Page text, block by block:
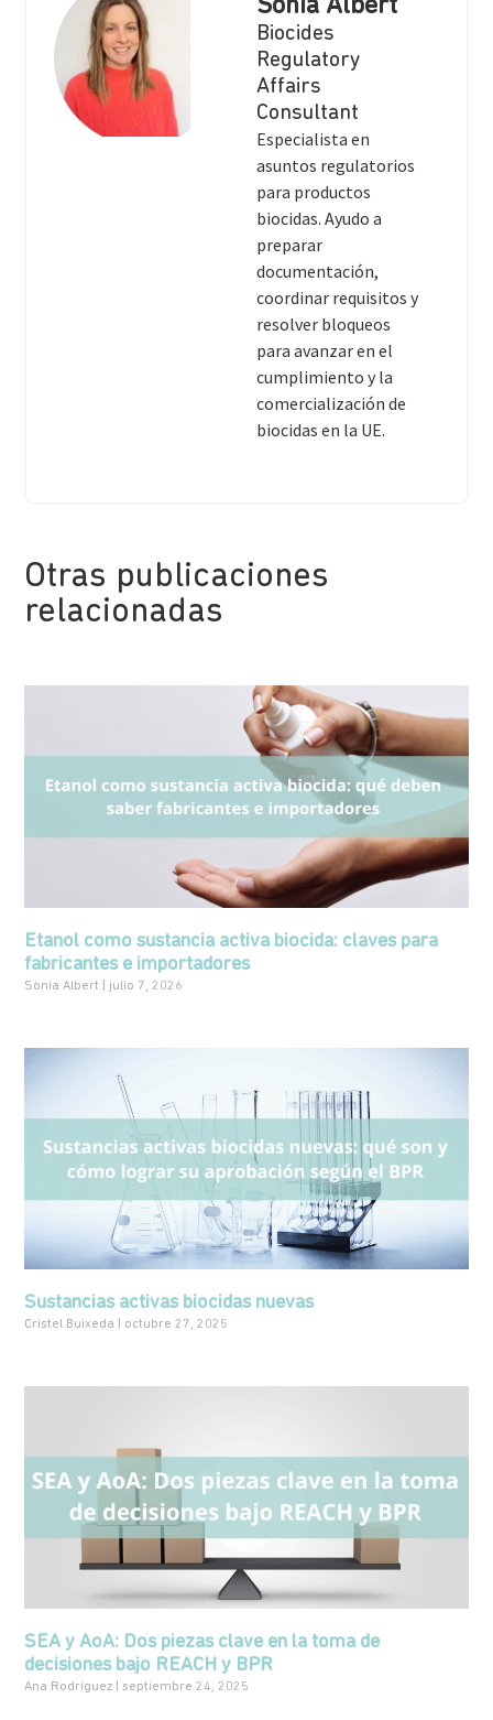
Sònia Albert
Biocides
Regulatory
Affairs
Consultant
Especialista en
asuntos regulatorios
para productos
biocidas. Ayudo a
preparar
documentación,
coordinar requisitos y
resolver bloqueos
para avanzar en el
cumplimiento y la
comercialización de
biocidas en la UE.
Otras publicaciones
relacionadas
Etanol como sustancia activa biocida: claves para
fabricantes e importadores
Sònia Albert julio 7, 2026
Sustancias activas biocidas nuevas
Cristel Buixeda octubre 27, 2025
SEA y AoA: Dos piezas clave en la toma de
decisiones bajo REACH y BPR
Ana Rodríguez septiembre 24, 2025